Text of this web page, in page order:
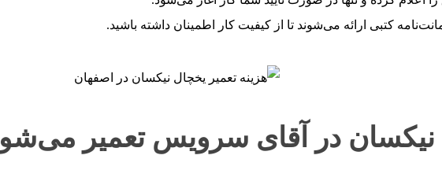
کتبی ارائه می‌شوند تا از کیفیت کار اطمینان داشته باشید.
در آقای سرویس تعمیر